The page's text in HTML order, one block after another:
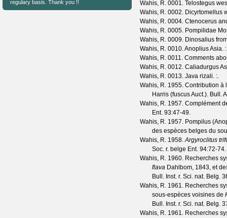
Wahis, R. 0001. Telostegus
Wahis, R. 0002. Dicyrtomellus
Wahis, R. 0004. Ctenocerus
Wahis, R. 0005. Pompilidae
Wahis, R. 0009. Dinosalius
Wahis, R. 0010. Anoplius Asia.
Wahis, R. 0011. Comments
Wahis, R. 0012. Caliadurgus
Wahis, R. 0013. Java rizali. :.
Wahis, R. 1955. Contribution à
Harris (fuscus Auct.). Bull.
Wahis, R. 1957. Complément
Ent. 93:47-49.
Wahis, R. 1957. Pompilus
des espèces belges du
Wahis, R. 1958.Argyroclitus
Soc. r. belge Ent. 94:72-74.
Wahis, R. 1960. Recherches
flava Dahlbom, 1843, et
Bull. Inst. r. Sci. nat. Belg.
Wahis, R. 1961. Recherches
sous-espèces voisines de
Bull. Inst. r. Sci. nat. Belg.
Wahis, R. 1961. Recherches
regulary basis. Thank you !!